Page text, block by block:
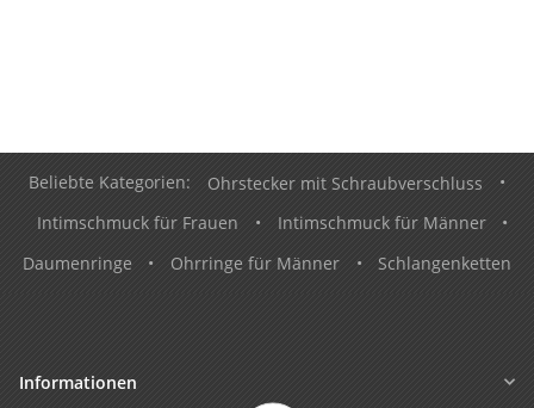
Beliebte Kategorien: Ohrstecker mit Schraubverschluss
•
Intimschmuck für Frauen
• Intimschmuck für Männer
•
Daumenringe
• Ohrringe für Männer • Schlangenketten
Informationen